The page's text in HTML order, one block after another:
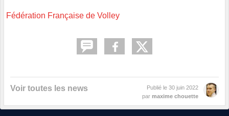
Fédération Française de Volley
Voir toutes les news Publié le 30 juin 2022
par maxime chouette